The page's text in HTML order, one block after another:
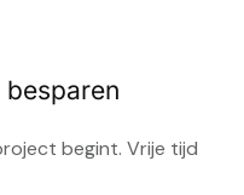
begint. Vrije tijd